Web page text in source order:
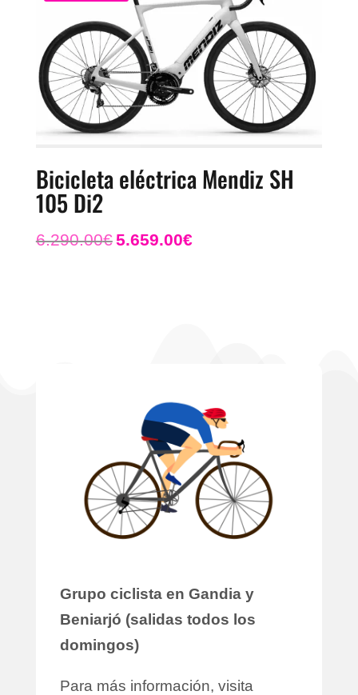
Bicicleta eléctrica Mendiz SH
105 Di2
6.290.00€ El
5.659.00€El
Grupo ciclista en Gandia y
Beniarjó (salidas todos los
domingos)
Para más información, visita